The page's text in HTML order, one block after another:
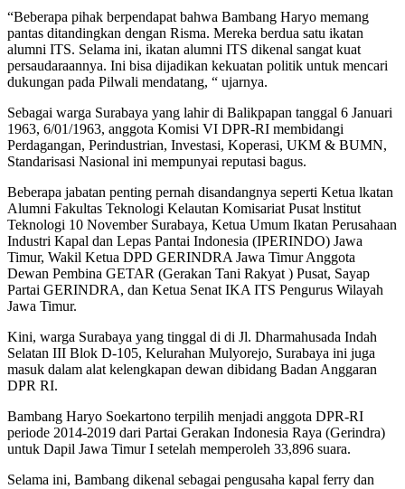
“Beberapa pihak berpendapat bahwa Bambang Haryo memang
pantas ditandingkan dengan Risma. Mereka berdua satu ikatan
alumni ITS. Selama ini, ikatan alumni ITS dikenal sangat kuat
persaudaraannya. Ini bisa dijadikan kekuatan politik untuk mencari
dukungan pada Pilwali mendatang, “ ujarnya.
Sebagai warga Surabaya yang lahir di Balikpapan tanggal 6 Januari
1963, 6/01/1963, anggota Komisi VI DPR-RI membidangi
Perdagangan, Perindustrian, Investasi, Koperasi, UKM & BUMN,
Standarisasi Nasional ini mempunyai reputasi bagus.
Beberapa jabatan penting pernah disandangnya seperti Ketua lkatan
Alumni Fakultas Teknologi Kelautan Komisariat Pusat lnstitut
Teknologi 10 November Surabaya, Ketua Umum Ikatan Perusahaan
Industri Kapal dan Lepas Pantai Indonesia (IPERINDO) Jawa
Timur, Wakil Ketua DPD GERINDRA Jawa Timur Anggota
Dewan Pembina GETAR (Gerakan Tani Rakyat ) Pusat, Sayap
Partai GERINDRA, dan Ketua Senat IKA ITS Pengurus Wilayah
Jawa Timur.
Kini, warga Surabaya yang tinggal di di Jl. Dharmahusada Indah
Selatan III Blok D-105, Kelurahan Mulyorejo, Surabaya ini juga
masuk dalam alat kelengkapan dewan dibidang Badan Anggaran
DPR RI.
Bambang Haryo Soekartono terpilih menjadi anggota DPR-RI
periode 2014-2019 dari Partai Gerakan Indonesia Raya (Gerindra)
untuk Dapil Jawa Timur I setelah memperoleh 33,896 suara.
Selama ini, Bambang dikenal sebagai pengusaha kapal ferry dan